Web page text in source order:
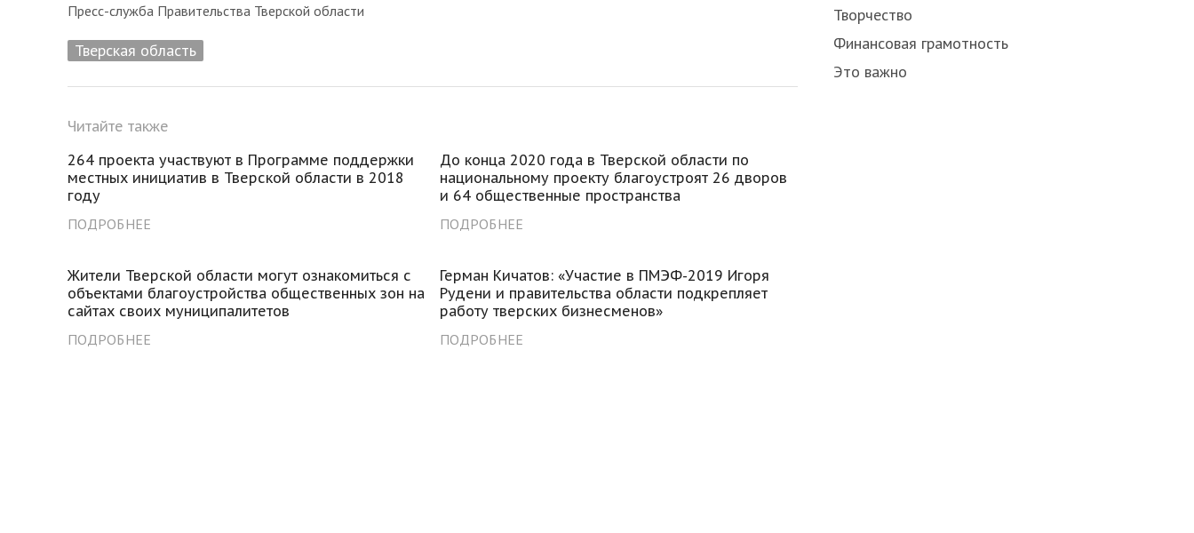
Пресс-служба Правительства Тверской области
Тверская область
Читайте также
264 проекта участвуют в Программе поддержки
местных инициатив в Тверской области в 2018
году
ПОДРОБНЕЕ
До конца 2020 года в Тверской области по
национальному проекту благоустроят 26 дворов
и 64 общественные пространства
ПОДРОБНЕЕ
Жители Тверской области могут ознакомиться с
объектами благоустройства общественных зон на
сайтах своих муниципалитетов
ПОДРОБНЕЕ
Герман Кичатов: «Участие в ПМЭФ-2019 Игоря
Рудени и правительства области подкрепляет
работу тверских бизнесменов»
ПОДРОБНЕЕ
Творчество
Финансовая грамотность
Это важно